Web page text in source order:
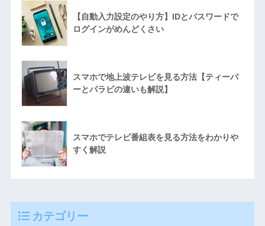
【自動入力設定のやり方】IDとパスワードで
ログインがめんどくさい
スマホで地上波テレビを見る方法【ティーバ
ーとパラビの違いも解説】
スマホでテレビ番組表を見る方法をわかりや
すく解説
カテゴリー